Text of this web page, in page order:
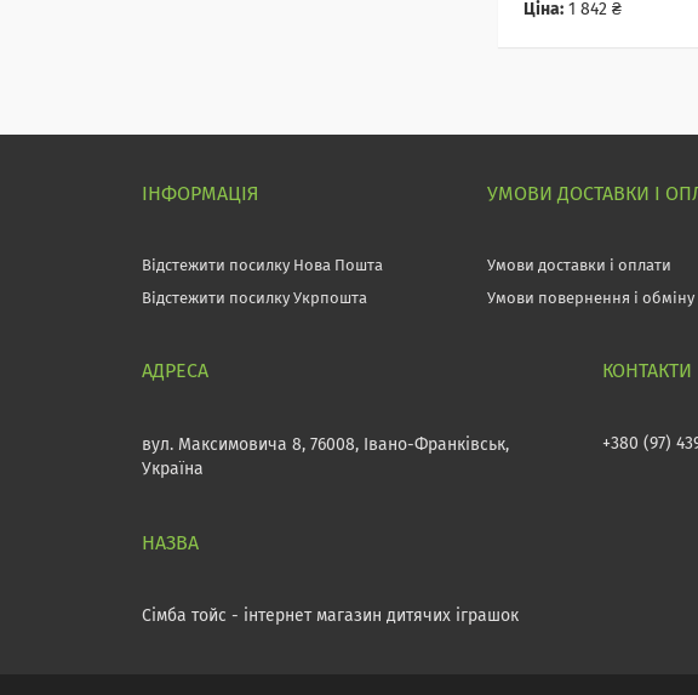
Ціна: 1 842 ₴
ІНФОРМАЦІЯ
Відстежити посилку Нова Пошта
Відстежити посилку Укрпошта
УМОВИ ДОСТАВКИ І
Умови доставки і оплати
Умови повернення і обміну
вул. Максимовича 8, 76008, Івано-Франківськ,
Україна
Сімба тойс - інтернет магазин дитячих іграшок
+380 (97)